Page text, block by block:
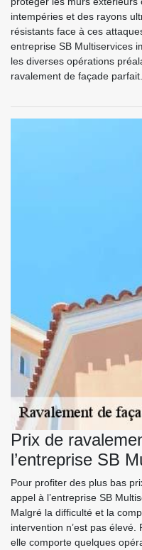
intempéries et des rayons
résistants face à ces
entreprise SB Multiservices
les diverses opérations
ravalement de façade parfait.
Prix de
l’entreprise SB
Pour profiter des plus bas
appel à l’entreprise SB
Malgré la difficulté et la
intervention n’est pas élevé.
elle comporte quelques